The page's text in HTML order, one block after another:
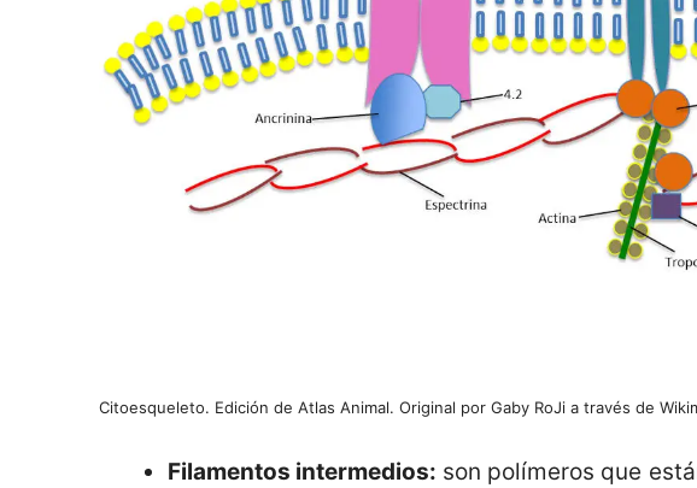
Citoesqueleto. Edición de Atlas Animal. Original por Gaby RoJi a través de
Filamentos intermedios: son polímeros que